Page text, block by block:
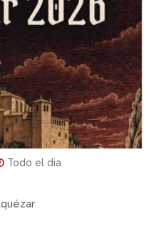
Todo el dia